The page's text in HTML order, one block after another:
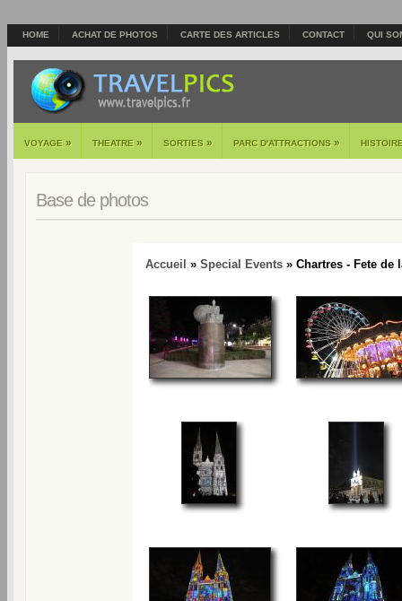
HOME ACHAT DE PHOTOS CARTE DES ARTICLES CONTACT QUI
VOYAGE » THEATRE » SORTIES » PARC D'ATTRACTIONS »
Base de photos
Accueil » Special Events» Chartres - Fete de